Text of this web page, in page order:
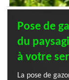
Pose de
du
à votre
La pose de